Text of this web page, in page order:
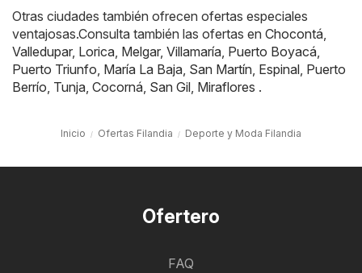
Otras ciudades también ofrecen ofertas especiales
ventajosas.Consulta también las ofertas en Chocontá,
Valledupar, Lorica, Melgar, Villamaría, Puerto Boyacá,
Puerto Triunfo, María La Baja, San Martín, Espinal, Puerto
Berrío, Tunja, Cocorná, San Gil, Miraflores .
Inicio Ofertas Filandia Deporte y Moda Filandia
Ofertero
FAQ